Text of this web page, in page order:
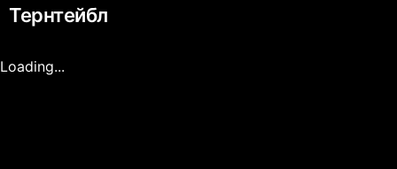
Тернтейбл
Loading...